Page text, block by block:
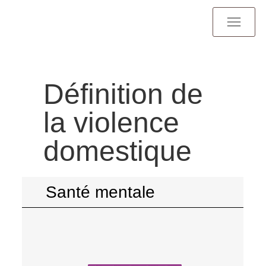
Définition de
la violence
domestique
Santé mentale